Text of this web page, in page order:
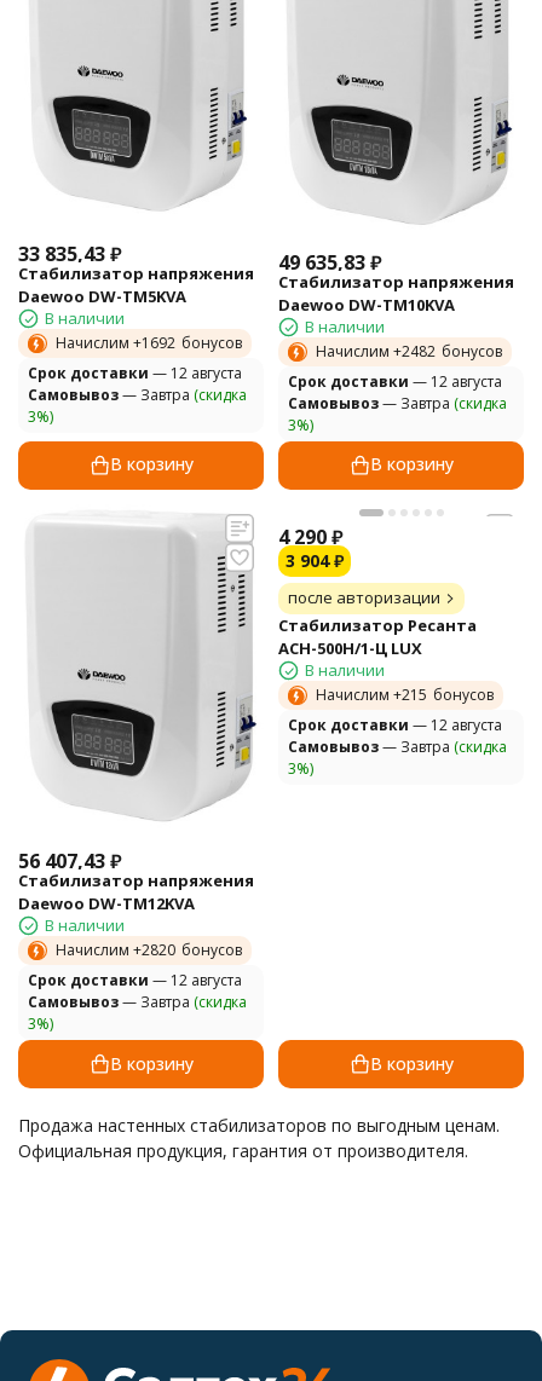
33 835,43₽
Стабилизатор напряжения
Daewoo DW-TM5KVA
В наличии
Начислим +1692 бонусов
Cрок доставки — 12 августа
Самовывоз— Завтра (скидка
3%)
В корзину
49 635,83₽
Стабилизатор напряжения
Daewoo DW-TM10KVA
В наличии
Начислим +2482 бонусов
Cрок доставки — 12 августа
Самовывоз— Завтра (скидка
3%)
В корзину
56 407,43₽
Стабилизатор напряжения
Daewoo DW-TM12KVA
В наличии
Начислим +2820 бонусов
Cрок доставки — 12 августа
Самовывоз— Завтра (скидка
3%)
В корзину
4 290₽
3 904 ₽
после авторизации
Стабилизатор Ресанта
АСН-500Н/1-Ц LUX
В наличии
Начислим +215 бонусов
Cрок доставки — 12 августа
Самовывоз— Завтра (скидка
3%)
В корзину
Продажа настенных стабилизаторов по выгодным ценам.
Официальная продукция, гарантия от производителя.